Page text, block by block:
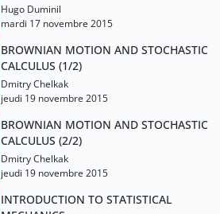
Hugo Duminil
mardi 17 novembre 2015
BROWNIAN MOTION AND STOCHASTIC
CALCULUS (1/2)
Dmitry Chelkak
jeudi 19 novembre 2015
BROWNIAN MOTION AND STOCHASTIC
CALCULUS (2/2)
Dmitry Chelkak
jeudi 19 novembre 2015
INTRODUCTION TO STATISTICAL